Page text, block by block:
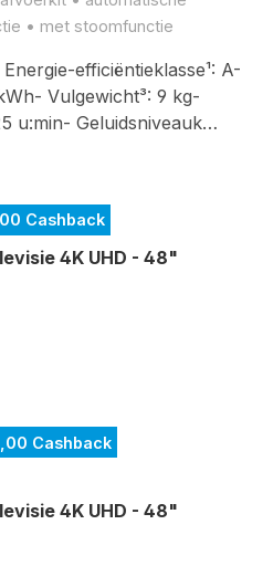
• met stoomfunctie
efficiëntieklasse¹: A-
Vulgewicht³: 9 kg-
u:min- Geluidsniveauk…
Cashback
4K UHD - 48"
Cashback
4K UHD - 48"